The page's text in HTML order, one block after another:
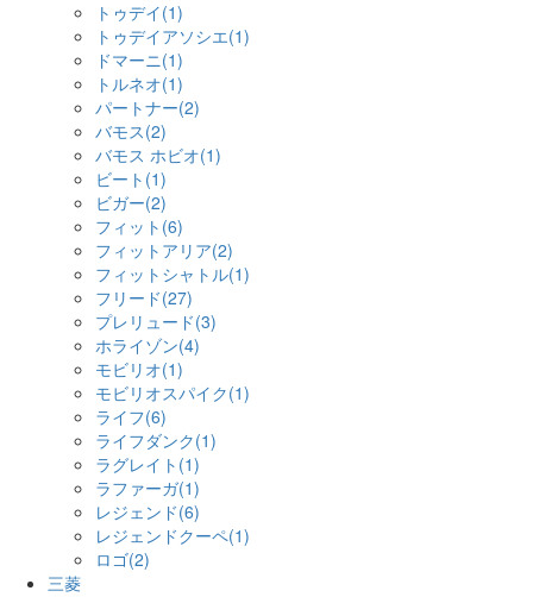
トゥデイ(1)
トゥデイアソシエ(1)
ドマーニ(1)
トルネオ(1)
パートナー(2)
バモス(2)
バモス ホビオ(1)
ビート(1)
ビガー(2)
フィット(6)
フィットアリア(2)
フィットシャトル(1)
フリード(27)
プレリュード(3)
ホライゾン(4)
モビリオ(1)
モビリオスパイク(1)
ライフ(6)
ライフダンク(1)
ラグレイト(1)
ラファーガ(1)
レジェンド(6)
レジェンドクーペ(1)
ロゴ(2)
三菱